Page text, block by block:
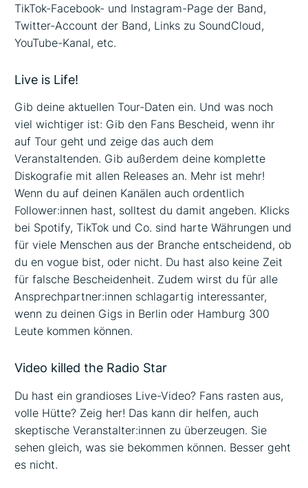
TikTok-Facebook- und Instagram-Page der Band,
Twitter-Account der Band, Links zu SoundCloud,
YouTube-Kanal, etc.
Live is Life!
Gib deine aktuellen Tour-Daten ein. Und was noch
viel wichtiger ist: Gib den Fans Bescheid, wenn ihr
auf Tour geht und zeige das auch dem
Veranstaltenden. Gib außerdem deine komplette
Diskografie mit allen Releases an. Mehr ist mehr!
Wenn du auf deinen Kanälen auch ordentlich
Follower:innen hast, solltest du damit angeben. Klicks
bei Spotify, TikTok und Co. sind harte Währungen und
für viele Menschen aus der Branche entscheidend, ob
du en vogue bist, oder nicht. Du hast also keine Zeit
für falsche Bescheidenheit. Zudem wirst du für alle
Ansprechpartner:innen schlagartig interessanter,
wenn zu deinen Gigs in Berlin oder Hamburg 300
Leute kommen können.
Video killed the Radio Star
Du hast ein grandioses Live-Video? Fans rasten aus,
volle Hütte? Zeig her! Das kann dir helfen, auch
skeptische Veranstalter:innen zu überzeugen. Sie
sehen gleich, was sie bekommen können. Besser geht
es nicht.